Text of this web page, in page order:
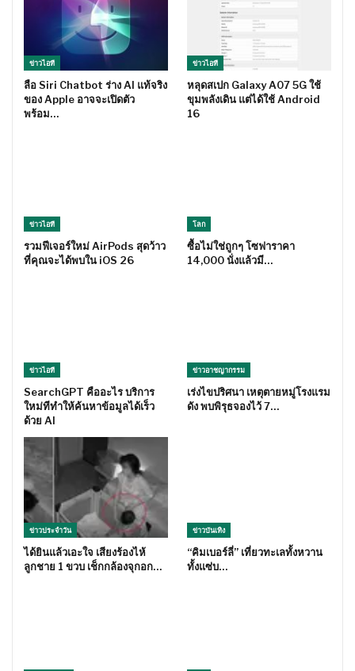
ข่าวไอที
ลือ Siri Chatbot ร่าง AI แท้จริง
ของ Apple อาจจะเปิดตัว
พร้อม…
ข่าวไอที
หลุดสเปก Galaxy A07 5G ใช้
ขุมพลังเดิน แต่ได้ใช้ Android
16
ข่าวไอที
รวมฟีเจอร์ใหม่ AirPods สุดว้าว
ที่คุณจะได้พบใน iOS 26
โลก
ซื้อไม่ใช่ถูกๆ โซฟาราคา
14,000 นั่งแล้วมี…
ข่าวไอที
SearchGPT คืออะไร บริการ
ใหม่ทีทำให้ค้นหาข้อมูลได้เร็ว
ด้วย AI
ข่าวอาชญากรรม
เร่งไขปริศนา เหตุตายหมู่โรงแรม
ดัง พบพิรุธจองไว้ 7…
ข่าวประจำวัน
ได้ยินแล้วเอะใจ เสียงร้องไห้
ลูกชาย 1 ขวบ เช็กกล้องจุกอก…
ข่าวบันเทิง
“คิมเบอร์ลี่” เที่ยวทะเลทั้งหวาน
ทั้งแซ่บ…